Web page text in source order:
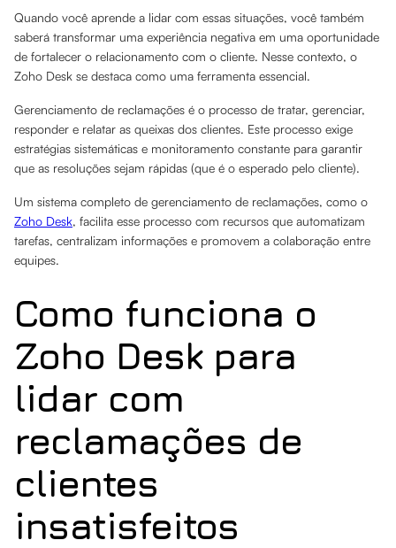
Quando você aprende a lidar com essas situações, você também
saberá transformar uma experiência negativa em uma oportunidade
de fortalecer o relacionamento com o cliente. Nesse contexto, o
Zoho Desk se destaca como uma ferramenta essencial.
Gerenciamento de reclamações é o processo de tratar, gerenciar,
responder e relatar as queixas dos clientes. Este processo exige
estratégias sistemáticas e monitoramento constante para garantir
que as resoluções sejam rápidas (que é o esperado pelo cliente).
Um sistema completo de gerenciamento de reclamações, como o
Zoho Desk, facilita esse processo com recursos que automatizam
tarefas, centralizam informações e promovem a colaboração entre
equipes.
Como funciona o
Zoho Desk para
lidar com
reclamações de
clientes
insatisfeitos